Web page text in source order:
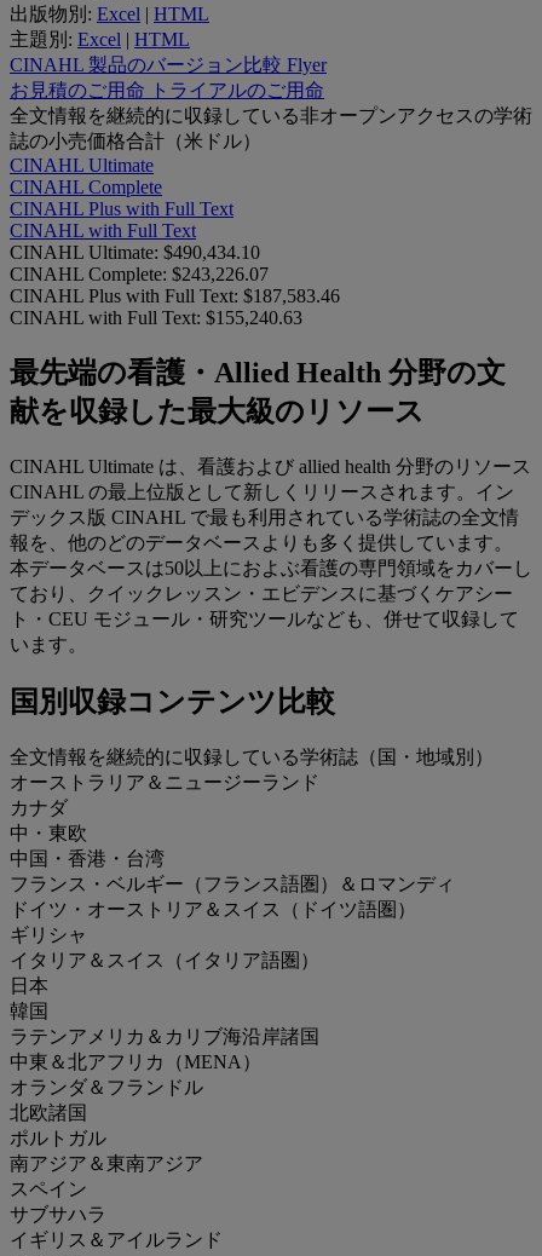
出版物別: Excel | HTML
主題別: Excel | HTML
CINAHL 製品のバージョン比較 Flyer
お見積のご用命
トライアルのご用命
全文情報を継続的に収録している非オープンアクセスの学術
誌の小売価格合計（米ドル）
CINAHL Ultimate
CINAHL Complete
CINAHL Plus with Full Text
CINAHL with Full Text
CINAHL Ultimate: $490,434.10
CINAHL Complete: $243,226.07
CINAHL Plus with Full Text: $187,583.46
CINAHL with Full Text: $155,240.63
最先端の看護・Allied Health 分野の文
献を収録した最大級のリソース
CINAHL Ultimate は、看護および allied health 分野のリソース
CINAHL の最上位版として新しくリリースされます。イン
デックス版 CINAHL で最も利用されている学術誌の全文情
報を、他のどのデータベースよりも多く提供しています。
本データベースは50以上におよぶ看護の専門領域をカバーし
ており、クイックレッスン・エビデンスに基づくケアシー
ト・CEU モジュール・研究ツールなども、併せて収録して
います。
国別収録コンテンツ比較
全文情報を継続的に収録している学術誌（国・地域別）
オーストラリア＆ニュージーランド
カナダ
中・東欧
中国・香港・台湾
フランス・ベルギー（フランス語圏）＆ロマンディ
ドイツ・オーストリア＆スイス（ドイツ語圏）
ギリシャ
イタリア＆スイス（イタリア語圏）
日本
韓国
ラテンアメリカ＆カリブ海沿岸諸国
中東＆北アフリカ（MENA）
オランダ＆フランドル
北欧諸国
ポルトガル
南アジア＆東南アジア
スペイン
サブサハラ
イギリス＆アイルランド